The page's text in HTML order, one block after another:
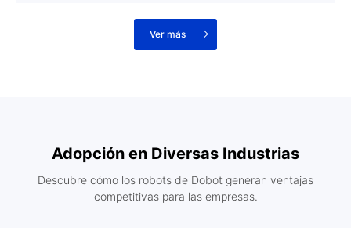
Ver más
Adopción en Diversas Industrias
Descubre cómo los robots de Dobot generan ventajas
competitivas para las empresas.